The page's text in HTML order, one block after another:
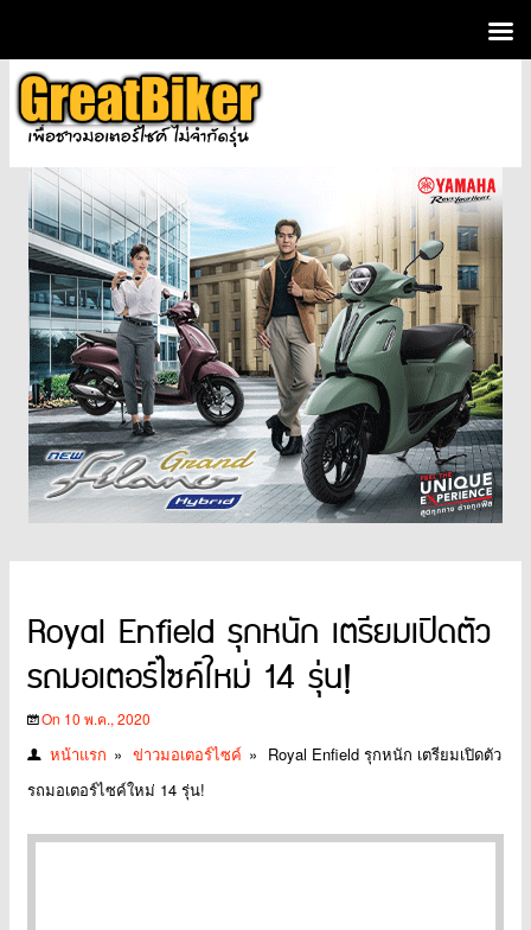
Royal Enfield รุกหนัก เตรียมเปิดตัว
รถมอเตอร์ไซค์ใหม่ 14 รุ่น!
On 10 พ.ค., 2020
หน้าแรก » ข่าวมอเตอร์ไซค์ » Royal Enfield รุกหนัก เตรียมเปิดตัว
รถมอเตอร์ไซค์ใหม่ 14 รุ่น!